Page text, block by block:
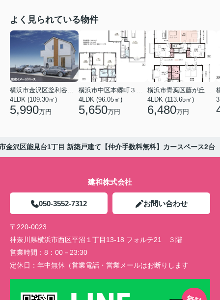
よく見られている物件
4LDK (109.30㎡)
5,990万円
4LDK (96.05㎡)
5,650万円
4LDK (113.65㎡)
6,480万円
金沢区能見台1丁目 新築戸建て【仲介手数料無料】カースペース2台
建和株式会社
050-3552-7312 お問い合わせ
〒220-0023
神奈川県横浜市西区平沼１丁目13-18 フォルテ21 ３階
営業時間： 8：00－23:30
定休日： 年中無休（営業電話・営業メールはお断りします